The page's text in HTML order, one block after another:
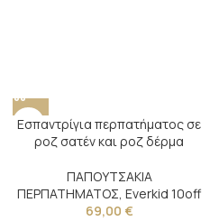
Εσπαντρίγια περπατήματος σε
ροζ σατέν και ροζ δέρμα
ΠΑΠΟΥΤΣΑΚΙΑ
ΠΕΡΠΑΤΗΜΑΤΟΣ, Everkid 10off
69,00 €